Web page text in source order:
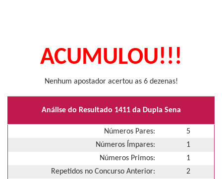
ACUMULOU!!!
Nenhum apostador acertou as 6 dezenas!
Análise do Resultado 1411 da Dupla Sena
Números Pares:
5
Números Ímpares:
1
Números Primos:
1
Repetidos no Concurso Anterior:
2